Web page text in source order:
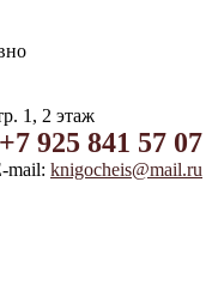
1, 2 этаж
+7 925 841 57 07
mail: knigocheis@mail.ru